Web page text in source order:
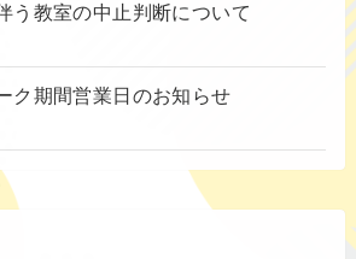
う教室の中止判断について
ク期間営業日のお知らせ